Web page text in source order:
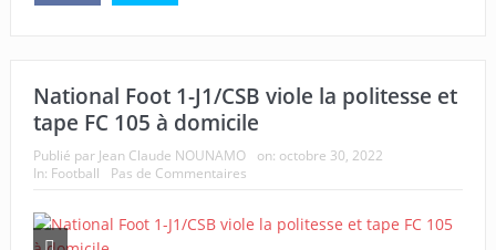
National Foot 1-J1/CSB viole la politesse et
tape FC 105 à domicile
Publié par Jean Claude NOUNAMO on: octobre 30, 2022
In: Football Pas de Commentaires